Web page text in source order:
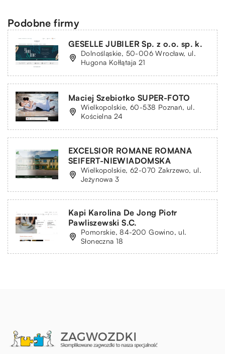
Podobne firmy
GESELLE JUBILER Sp. z o.o. sp. k.
Dolnośląskie, 50-006 Wrocław, ul.
Hugona Kołłątaja 21
Maciej Szebiotko SUPER-FOTO
Wielkopolskie, 60-538 Poznań, ul.
Kościelna 24
EXCELSIOR ROMANE ROMANA
SEIFERT-NIEWIADOMSKA
Wielkopolskie, 62-070 Zakrzewo, ul.
Jeżynowa 3
Kapi Karolina De Jong Piotr
Pawliszewski S.C.
Pomorskie, 84-200 Gowino, ul.
Słoneczna 18